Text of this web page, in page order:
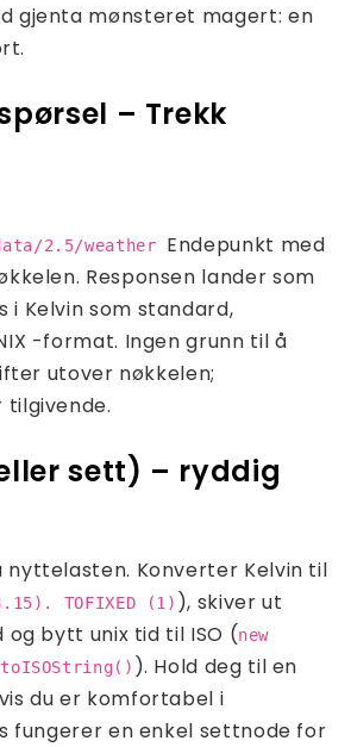
gjenta mønsteret magert: en
– Trekk
2.5/weather Endepunkt med
Responsen lander som
i Kelvin som standard,
-format. Ingen grunn til å
utover nøkkelen;
sett) – ryddig
nyttelasten. Konverter Kelvin til
TOFIXED (1) ), skiver ut
bytt unix tid til ISO (new
). Hold deg til en
du er komfortabel i
fungerer en enkel settnode for